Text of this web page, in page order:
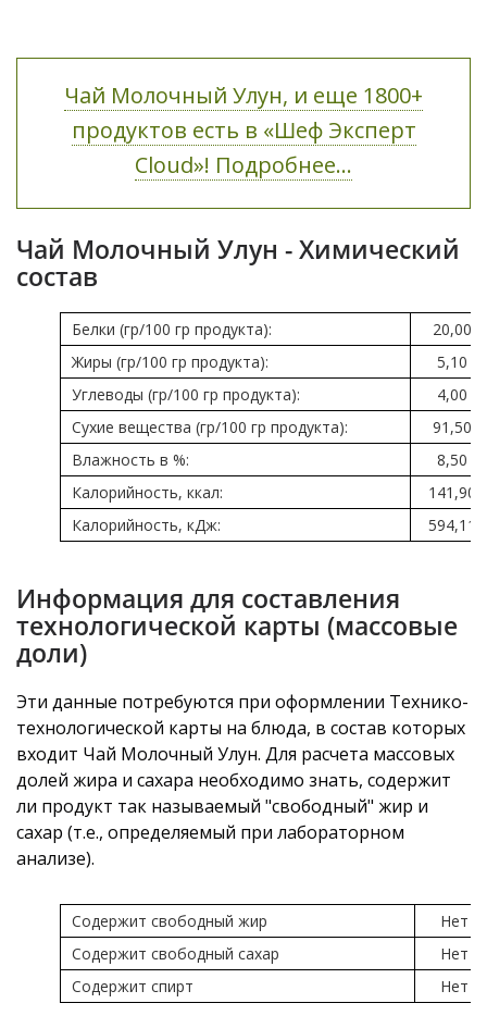
Чай Молочный Улун, и еще 1800+
продуктов есть в «Шеф Эксперт
Cloud»! Подробнее...
Чай Молочный Улун - Химический
состав
Белки (гр/100 гр продукта):
20,00
Жиры (гр/100 гр продукта):
5,10
Углеводы (гр/100 гр продукта):
4,00
Сухие вещества (гр/100 гр продукта):
91,50
Влажность в %:
8,50
Калорийность, ккал:
141,90
Калорийность, кДж:
594,11
Информация для составления
технологической карты (массовые
доли)
Эти данные потребуются при оформлении Технико-
технологической карты на блюда, в состав которых
входит Чай Молочный Улун. Для расчета массовых
долей жира и сахара необходимо знать, содержит
ли продукт так называемый "свободный" жир и
сахар (т.е., определяемый при лабораторном
анализе).
Содержит свободный жир
Нет
Содержит свободный сахар
Нет
Содержит спирт
Нет